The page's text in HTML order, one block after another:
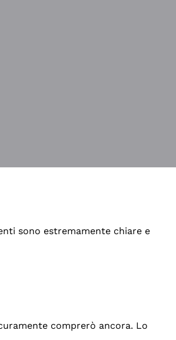
sono estremamente chiare e
comprerò ancora. Lo